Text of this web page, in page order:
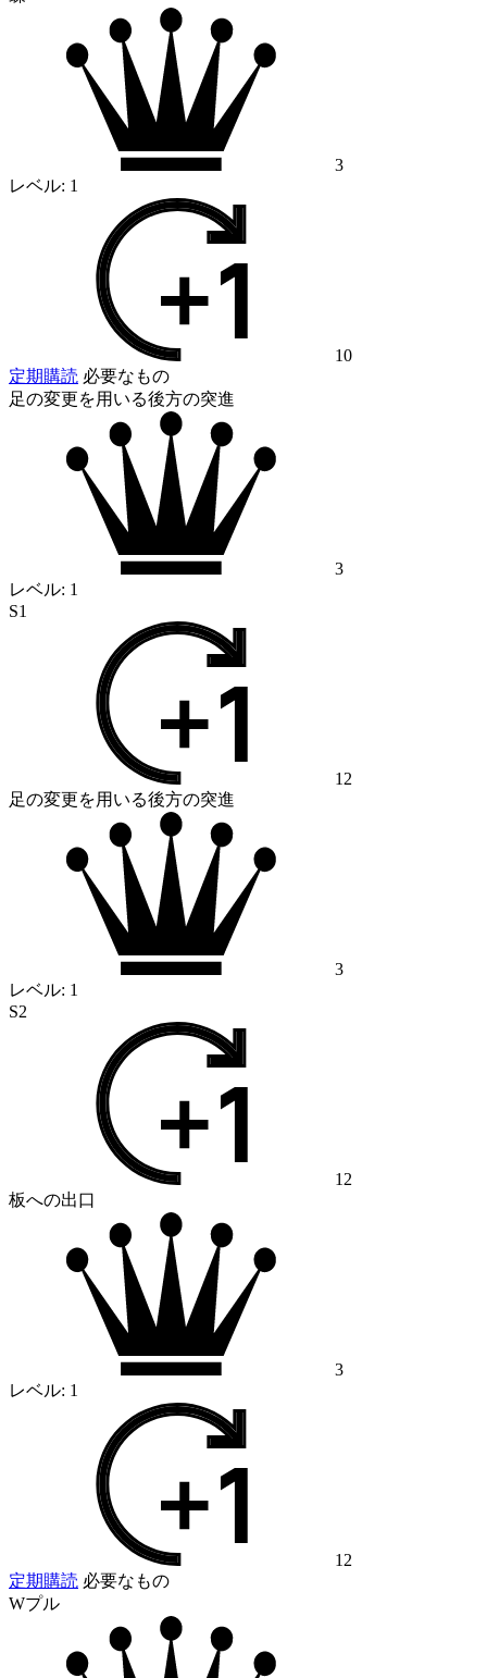
3
レベル: 1
10
定期購読 必要なもの
足の変更を用いる後方の突進
3
レベル: 1
S1
12
足の変更を用いる後方の突進
3
レベル: 1
S2
12
板への出口
3
レベル: 1
12
定期購読 必要なもの
Wプル